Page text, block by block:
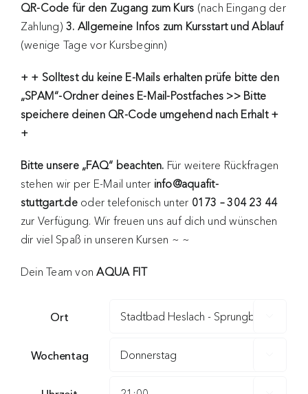
QR-Code für den Zugang zum Kurs (nach Eingang der
Zahlung) 3. Allgemeine Infos zum Kursstart und Ablauf
(wenige Tage vor Kursbeginn)
+ + Solltest du keine E-Mails erhalten prüfe bitte den
„SPAM“-Ordner deines E-Mail-Postfaches >> Bitte
speichere deinen QR-Code umgehend nach Erhalt +
+
Bitte unsere „FAQ“ beachten. Für weitere Rückfragen
stehen wir per E-Mail unter info@aquafit-
stuttgart.deoder telefonisch unter 0173 – 304 23 44
zur Verfügung. Wir freuen uns auf dich und wünschen
dir viel Spaß in unseren Kursen ~ ~
Dein Team vonAQUA FIT
Ort
Wochentag